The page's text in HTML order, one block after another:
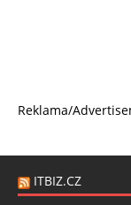
Reklama/
ITBIZ.CZ